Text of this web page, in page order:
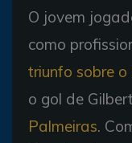
O jovem
como
triunfo sobre o
o gol de
Palmeiras.